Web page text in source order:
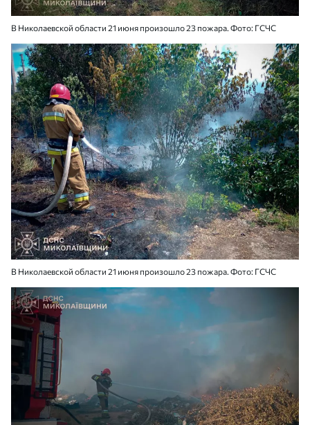
В Николаевской области 21 июня произошло 23 пожара. Фото: ГСЧС
В Николаевской области 21 июня произошло 23 пожара. Фото: ГСЧС